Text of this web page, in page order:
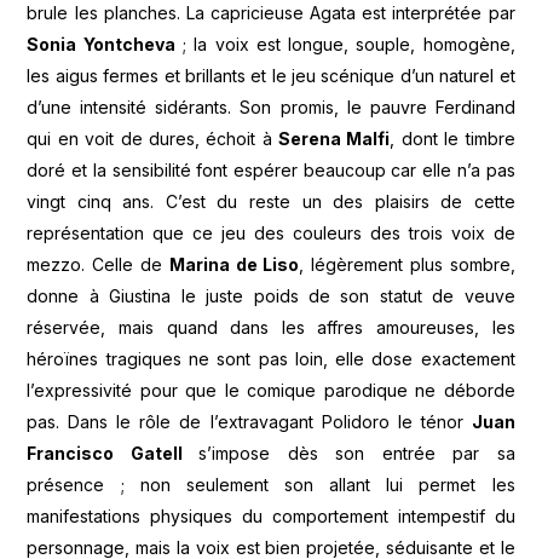
brule les planches. La capricieuse Agata est interprétée par
Sonia Yontcheva ; la voix est longue, souple, homogène,
les aigus fermes et brillants et le jeu scénique d’un naturel et
d’une intensité sidérants. Son promis, le pauvre Ferdinand
qui en voit de dures, échoit àSerena Malfi , dont le timbre
doré et la sensibilité font espérer beaucoup car elle n’a pas
vingt cinq ans. C’est du reste un des plaisirs de cette
représentation que ce jeu des couleurs des trois voix de
mezzo. Celle de Marina de Liso , légèrement plus sombre,
donne à Giustina le juste poids de son statut de veuve
réservée, mais quand dans les affres amoureuses, les
héroïnes tragiques ne sont pas loin, elle dose exactement
l’expressivité pour que le comique parodique ne déborde
pas. Dans le rôle de l’extravagant Polidoro le ténor Juan
Francisco Gatells’impose dès son entrée par sa
présence ; non seulement son allant lui permet les
manifestations physiques du comportement intempestif du
personnage, mais la voix est bien projetée, séduisante et le